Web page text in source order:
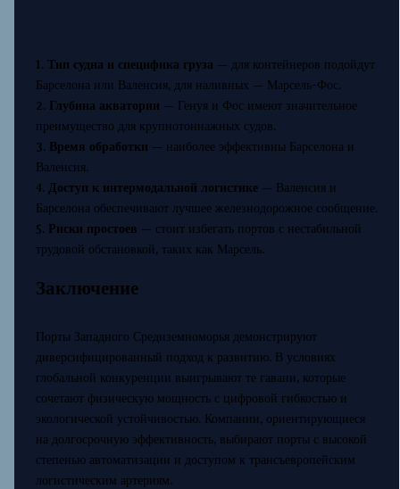
1. Тип судна и специфика груза — для контейнеров подойдут
Барселона или Валенсия, для наливных — Марсель-Фос.
2. Глубина акватории — Генуя и Фос имеют значительное
преимущество для крупнотоннажных судов.
3. Время обработки — наиболее эффективны Барселона и
Валенсия.
4. Доступ к интермодальной логистике— Валенсия и
Барселона обеспечивают лучшее железнодорожное сообщение.
5. Риски простоев — стоит избегать портов с нестабильной
трудовой обстановкой, таких как Марсель.
Заключение
Порты Западного Средиземноморья демонстрируют
диверсифицированный подход к развитию. В условиях
глобальной конкуренции выигрывают те гавани, которые
сочетают физическую мощность с цифровой гибкостью и
экологической устойчивостью. Компании, ориентирующиеся
на долгосрочную эффективность, выбирают порты с высокой
степенью автоматизации и доступом к трансъевропейским
логистическим артериям.